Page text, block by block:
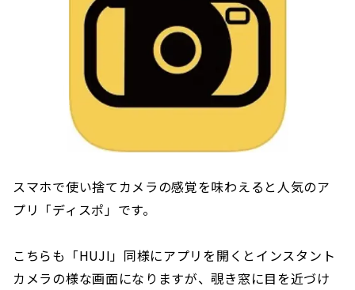
スマホで使い捨てカメラの感覚を味わえると人気のア
プリ「ディスポ」です。
こちらも「HUJI」同様にアプリを開くとインスタント
カメラの様な画面になりますが、覗き窓に目を近づけ